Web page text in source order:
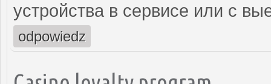
устройства в сервисе или с
odpowiedz